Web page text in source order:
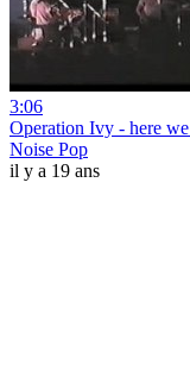
3:06
Operation Ivy - here
Noise Pop
il y a 19 ans